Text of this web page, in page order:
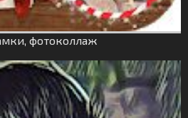
фотоколлаж